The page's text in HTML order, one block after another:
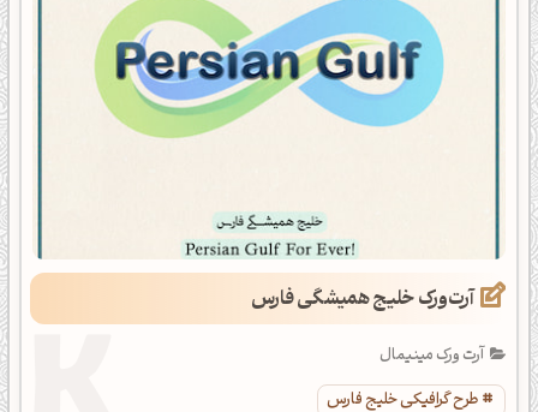
آرت‌ورک خلیج همیشگی فارس
آرت ورک مینیمال
طرح گرافیکی خلیج فارس